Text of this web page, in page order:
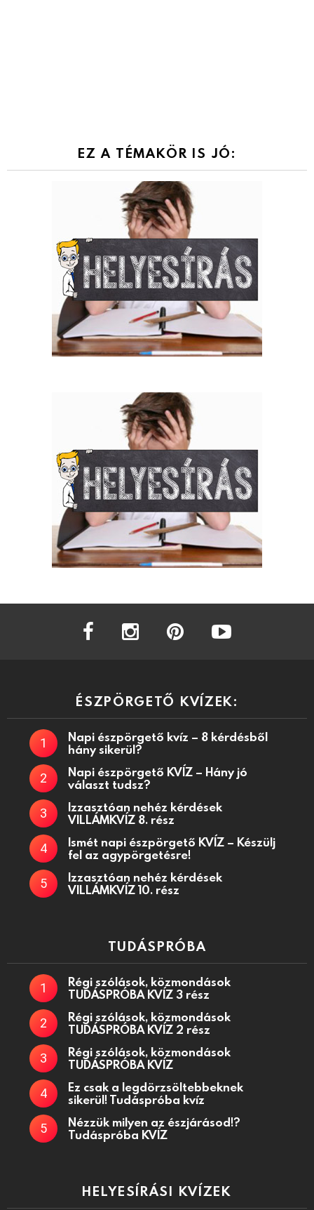
EZ A TÉMAKÖR IS JÓ:
facebook instagram
ÉSZPÖRGETŐ KVÍZEK:
Napi észpörgető kvíz – 8 kérdésből
hány sikerül?
Napi észpörgető KVÍZ – Hány jó
választ tudsz?
Izzasztóan nehéz kérdések
VILLÁMKVÍZ 8. rész
Ismét napi észpörgető KVÍZ – Készülj
fel az agypörgetésre!
Izzasztóan nehéz kérdések
VILLÁMKVÍZ 10. rész
TUDÁSPRÓBA
Régi szólások, közmondások
TUDÁSPRÓBA KVÍZ 3 rész
Régi szólások, közmondások
TUDÁSPRÓBA KVÍZ 2 rész
Régi szólások, közmondások
TUDÁSPRÓBA KVÍZ
Ez csak a legdörzsöltebbeknek
sikerül! Tudáspróba kvíz
Nézzük milyen az észjárásod!?
Tudáspróba KVÍZ
HELYESÍRÁSI KVÍZEK